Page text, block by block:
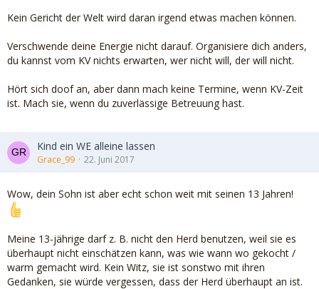
Kein Gericht der Welt wird daran irgend etwas machen können.
Verschwende deine Energie nicht darauf. Organisiere dich anders,
du kannst vom KV nichts erwarten, wer nicht will, der will nicht.
Hört sich doof an, aber dann mach keine Termine, wenn KV-Zeit
ist. Mach sie, wenn du zuverlässige Betreuung hast.
Kind ein WE alleine lassen
Grace_99 22. Juni 2017
Wow, dein Sohn ist aber echt schon weit mit seinen 13 Jahren!
Meine 13-jährige darf z. B. nicht den Herd benutzen, weil sie es
überhaupt nicht einschätzen kann, was wie wann wo gekocht /
warm gemacht wird. Kein Witz, sie ist sonstwo mit ihren
Gedanken, sie würde vergessen, dass der Herd überhaupt an ist.